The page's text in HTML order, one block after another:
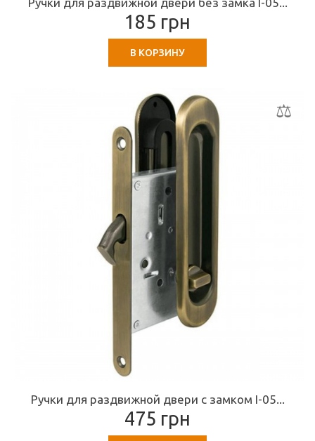
185 грн
В КОРЗИНУ
Ручки для раздвижной двери с замком I-05...
475 грн